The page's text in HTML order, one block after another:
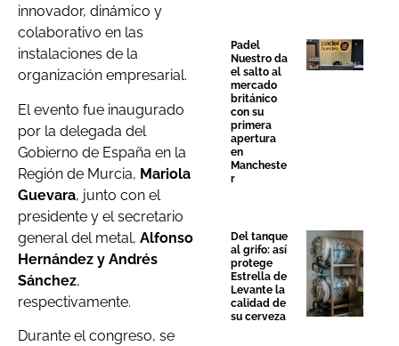
innovador, dinámico y
colaborativo en las
instalaciones de la
organización empresarial.
El evento fue inaugurado
por la delegada del
Gobierno de España en la
Región de Murcia, Mariola
Guevara, junto con el
presidente y el secretario
general del metal, Alfonso
Hernández y Andrés
Sánchez,
respectivamente.
Durante el congreso, se
Padel
Nuestro da
el salto al
mercado
británico
con su
primera
apertura
en
Mancheste
r
Del tanque
al grifo: así
protege
Estrella de
Levante la
calidad de
su cerveza